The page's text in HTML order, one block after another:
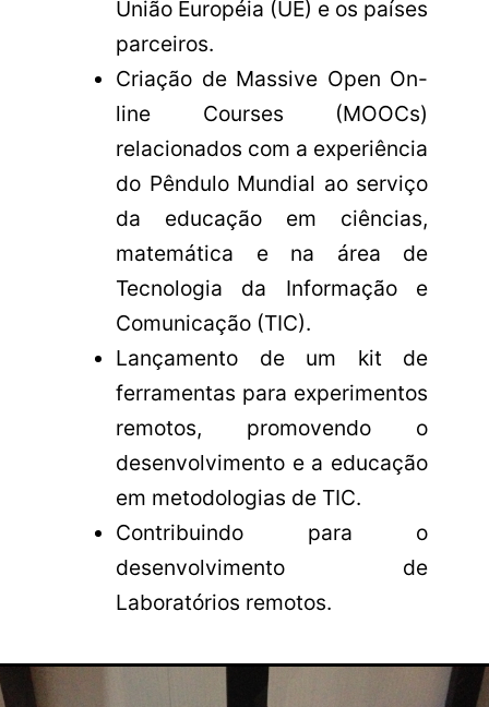
União Européia (UE) e os países
parceiros.
Criação de Massive Open On-
line Courses (MOOCs)
relacionados com a experiência
do Pêndulo Mundial ao serviço
da educação em ciências,
matemática e na área de
Tecnologia da Informação e
Comunicação (TIC).
Lançamento de um kit de
ferramentas para experimentos
remotos, promovendo o
desenvolvimento e a educação
em metodologias de TIC.
Contribuindo para o
desenvolvimento de
Laboratórios remotos.